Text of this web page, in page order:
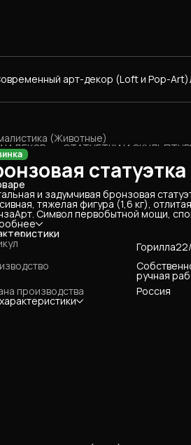
арт-декор (Loft и Pop-Art)
(Животные)
СТАТУЕТКИ И
И ДЕКОР ›
›
и задумчивая бронзовая
тяжелая фигура (1,6 кг),
Символ первобытной мощи,
Эта скульптура станет
лофте или строгом мужском
и очень стильный подарок
ручная
производства
Россия